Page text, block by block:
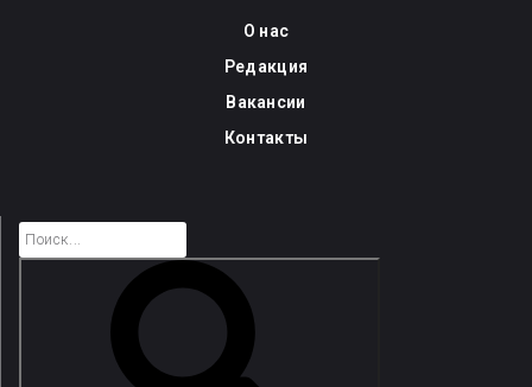
О нас
Редакция
Вакансии
Контакты